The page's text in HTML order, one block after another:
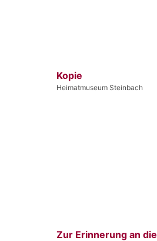
Kopie
Heimatmuseum Steinbach
Zur Erinnerung an die